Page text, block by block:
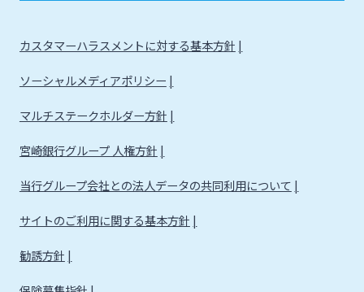
宮崎銀行について
ニュースリリース一覧
お問い合わせ先一覧
カスタマーハラスメントに対する基本方針
ソーシャルメディアポリシー
マルチステークホルダー方針
宮崎銀行グループ 人権方針
当行グループ会社との法人データの共同利用について
サイトのご利用に関する基本方針
勧誘方針